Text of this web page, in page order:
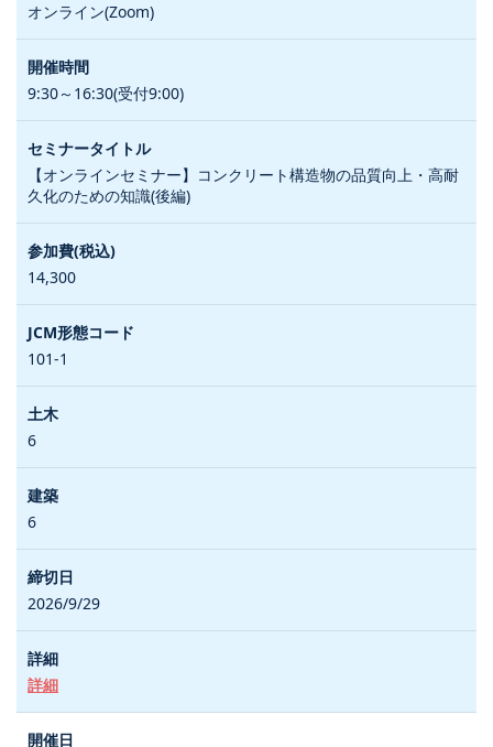
オンライン(Zoom)
9:30～16:30(受付9:00)
【オンラインセミナー】コンクリート構造物の品質向上・高耐
久化のための知識(後編)
14,300
101-1
6
6
2026/9/29
詳細